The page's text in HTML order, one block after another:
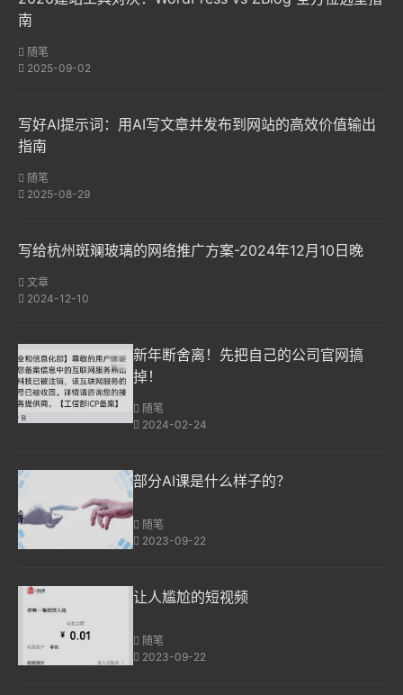
南
随笔
2025-09-02
写好AI提示词：用AI写文章并发布到网站的高效价值输出
指南
随笔
2025-08-29
写给杭州斑斓玻璃的网络推广方案-2024年12月10日晚
文章
2024-12-10
新年断舍离！先把自己的公司官网搞
掉！
随笔
2024-02-24
部分AI课是什么样子的？
随笔
2023-09-22
让人尴尬的短视频
随笔
2023-09-22